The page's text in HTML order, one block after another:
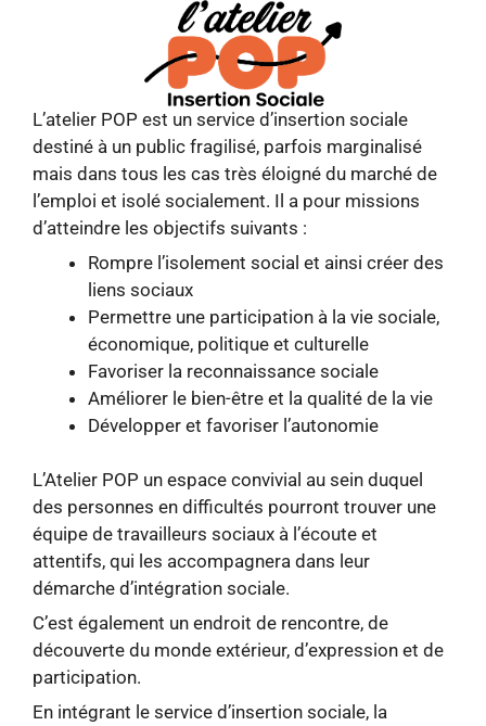
L’atelier POP est un service d’insertion sociale
destiné à un public fragilisé, parfois marginalisé
mais dans tous les cas très éloigné du marché de
l’emploi et isolé socialement. Il a pour missions
d’atteindre les objectifs suivants :
Rompre l’isolement social et ainsi créer des
liens sociaux
Permettre une participation à la vie sociale,
économique, politique et culturelle
Favoriser la reconnaissance sociale
Améliorer le bien-être et la qualité de la vie
Développer et favoriser l’autonomie
L’Atelier POP un espace convivial au sein duquel
des personnes en difficultés pourront trouver une
équipe de travailleurs sociaux à l’écoute et
attentifs, qui les accompagnera dans leur
démarche d’intégration sociale.
C’est également un endroit de rencontre, de
découverte du monde extérieur, d’expression et de
participation.
En intégrant le service d’insertion sociale, la